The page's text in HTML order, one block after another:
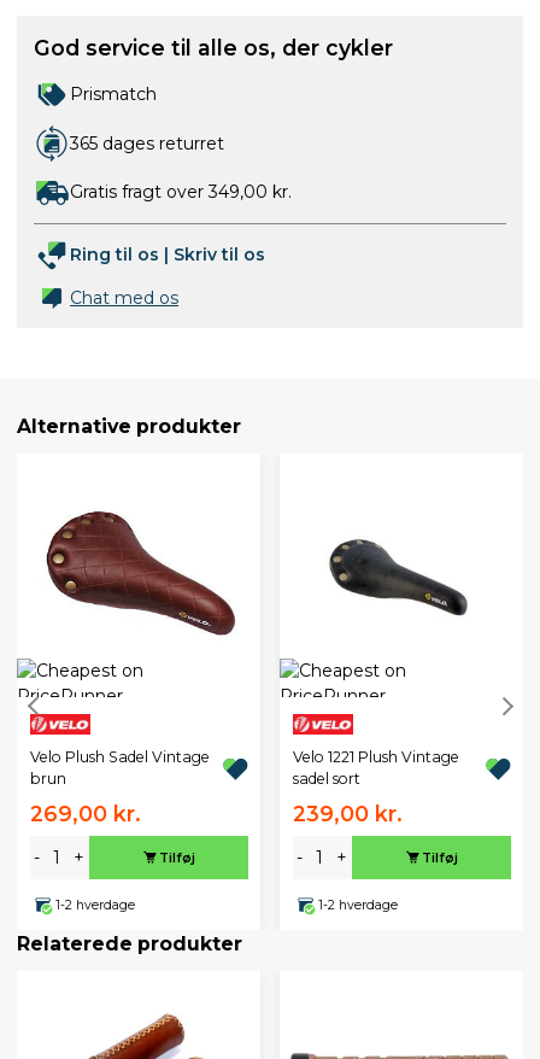
God service til alle os, der cykler
Prismatch
365 dages returret
Gratis fragt over 349,00 kr.
Ring til os | Skriv til os
Chat med os
Alternative produkter
Velo Plush Sadel Vintage
brun
269,00 kr.
- + Tilføj
1-2 hverdage
Velo 1221 Plush Vintage
sadel sort
239,00 kr.
- + Tilføj
1-2 hverdage
Relaterede produkter